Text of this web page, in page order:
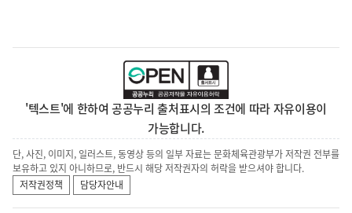
'텍스트'에 한하여 공공누리 출처표시의 조건에 따라 자유이용이
가능합니다.
단, 사진, 이미지, 일러스트, 동영상 등의 일부 자료는 문화체육관광부가 저작권 전부를
보유하고 있지 아니하므로, 반드시 해당 저작권자의 허락을 받으셔야 합니다.
저작권정책
담당자안내